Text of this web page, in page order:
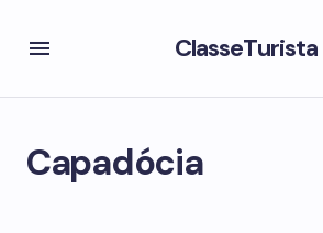
ClasseTurista
Capadócia